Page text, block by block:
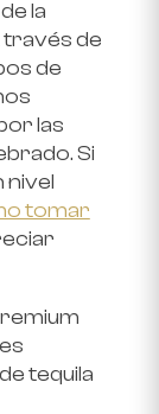
la
través de
de
las
Si
nivel
tomar
tequila